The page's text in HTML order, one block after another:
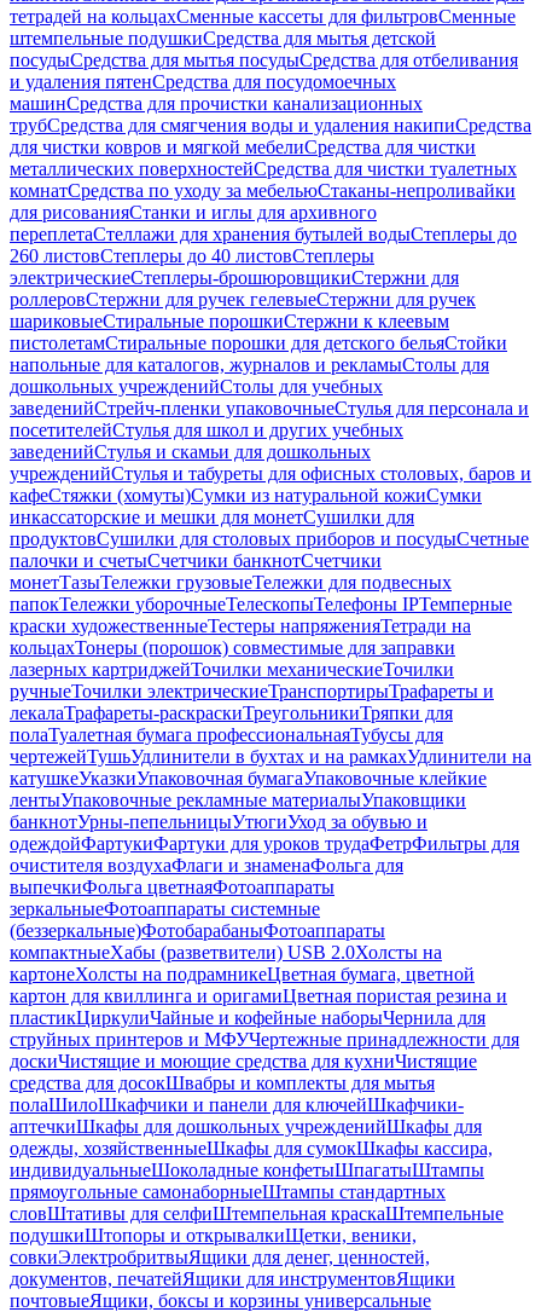
тетрадей на кольцахСменные кассеты для фильтровСменные
штемпельные подушкиСредства для мытья детской
посудыСредства для мытья посудыСредства для отбеливания
и удаления пятенСредства для посудомоечных
машинСредства для прочистки канализационных
трубСредства для смягчения воды и удаления накипиСредства
для чистки ковров и мягкой мебелиСредства для чистки
металлических поверхностейСредства для чистки туалетных
комнатСредства по уходу за мебельюСтаканы-непроливайки
для рисованияСтанки и иглы для архивного
переплетаСтеллажи для хранения бутылей водыСтеплеры до
260 листовСтеплеры до 40 листовСтеплеры
электрическиеСтеплеры-брошюровщикиСтержни для
роллеровСтержни для ручек гелевыеСтержни для ручек
шариковыеСтиральные порошкиСтержни к клеевым
пистолетамСтиральные порошки для детского бельяСтойки
напольные для каталогов, журналов и рекламыСтолы для
дошкольных учрежденийСтолы для учебных
заведенийСтрейч-пленки упаковочныеСтулья для персонала и
посетителейСтулья для школ и других учебных
заведенийСтулья и скамьи для дошкольных
учрежденийСтулья и табуреты для офисных столовых, баров и
кафеСтяжки (хомуты)Сумки из натуральной кожиСумки
инкассаторские и мешки для монетСушилки для
продуктовСушилки для столовых приборов и посудыСчетные
палочки и счетыСчетчики банкнотСчетчики
монетТазыТележки грузовыеТележки для подвесных
папокТележки уборочныеТелескопыТелефоны IPТемперные
краски художественныеТестеры напряженияТетради на
кольцахТонеры (порошок) совместимые для заправки
лазерных картриджейТочилки механическиеТочилки
ручныеТочилки электрическиеТранспортирыТрафареты и
лекалаТрафареты-раскраскиТреугольникиТряпки для
полаТуалетная бумага профессиональнаяТубусы для
чертежейТушьУдлинители в бухтах и на рамкахУдлинители на
катушкеУказкиУпаковочная бумагаУпаковочные клейкие
лентыУпаковочные рекламные материалыУпаковщики
банкнотУрны-пепельницыУтюгиУход за обувью и
одеждойФартукиФартуки для уроков трудаФетрФильтры для
очистителя воздухаФлаги и знаменаФольга для
выпечкиФольга цветнаяФотоаппараты
зеркальныеФотоаппараты системные
(беззеркальные)ФотобарабаныФотоаппараты
компактныеХабы (разветвители) USB 2.0Холсты на
картонеХолсты на подрамникеЦветная бумага, цветной
картон для квиллинга и оригамиЦветная пористая резина и
пластикЦиркулиЧайные и кофейные наборыЧернила для
струйных принтеров и МФУЧертежные принадлежности для
доскиЧистящие и моющие средства для кухниЧистящие
средства для досокШвабры и комплекты для мытья
полаШилоШкафчики и панели для ключейШкафчики-
аптечкиШкафы для дошкольных учрежденийШкафы для
одежды, хозяйственныеШкафы для сумокШкафы кассира,
индивидуальныеШоколадные конфетыШпагатыШтампы
прямоугольные самонаборныеШтампы стандартных
словШтативы для селфиШтемпельная краскаШтемпельные
подушкиШтопоры и открывалкиЩетки, веники,
совкиЭлектробритвыЯщики для денег, ценностей,
документов, печатейЯщики для инструментовЯщики
почтовыеЯщики, боксы и корзины универсальные